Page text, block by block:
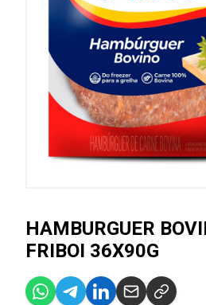
HAMBURGUER
FRIBOI 36X90G